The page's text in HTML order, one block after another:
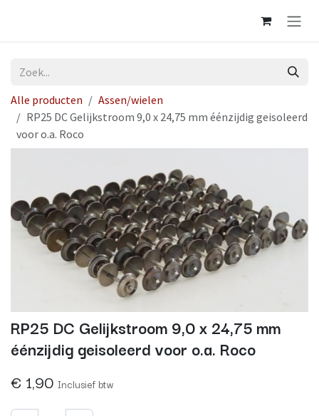
Alle producten
Assen/wielen
RP25 DC Gelijkstroom 9,0 x 24,75 mm éénzijdig geisoleerd
voor o.a. Roco
RP25 DC Gelijkstroom 9,0 x 24,75 mm
éénzijdig geisoleerd voor o.a. Roco
€ 1,90 Inclusief btw